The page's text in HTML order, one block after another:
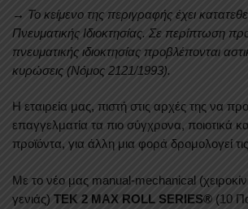
→ Το κείμενο της περιγραφής έχει
Πνευματικής Ιδιοκτησίας. Σε περίπτωση
πνευματικής ιδιοκτησίας προβλέπονται
κυρώσεις (Νόμος 2121/1993).
Η εταιρεία μας, πιστή στις αρχές της να
επαγγελματία τα πιο σύγχρονα, ποιοτικά
προϊόντα, για άλλη μια φορά δρομολογεί τις
Με το νέο μας manual-mechanical
γενιάς) TEK 2 MAX ROLL SERIES® (10